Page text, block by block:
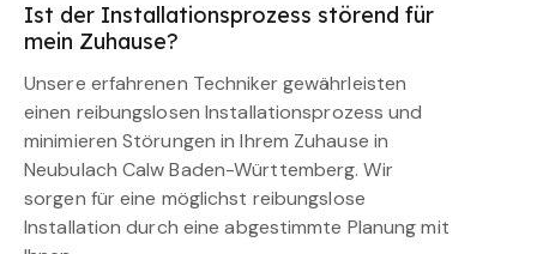
Ist der Installationsprozess störend für
mein Zuhause?
Unsere erfahrenen Techniker gewährleisten
einen reibungslosen Installationsprozess und
minimieren Störungen in Ihrem Zuhause in
Neubulach Calw Baden-Württemberg. Wir
sorgen für eine möglichst reibungslose
Installation durch eine abgestimmte Planung mit